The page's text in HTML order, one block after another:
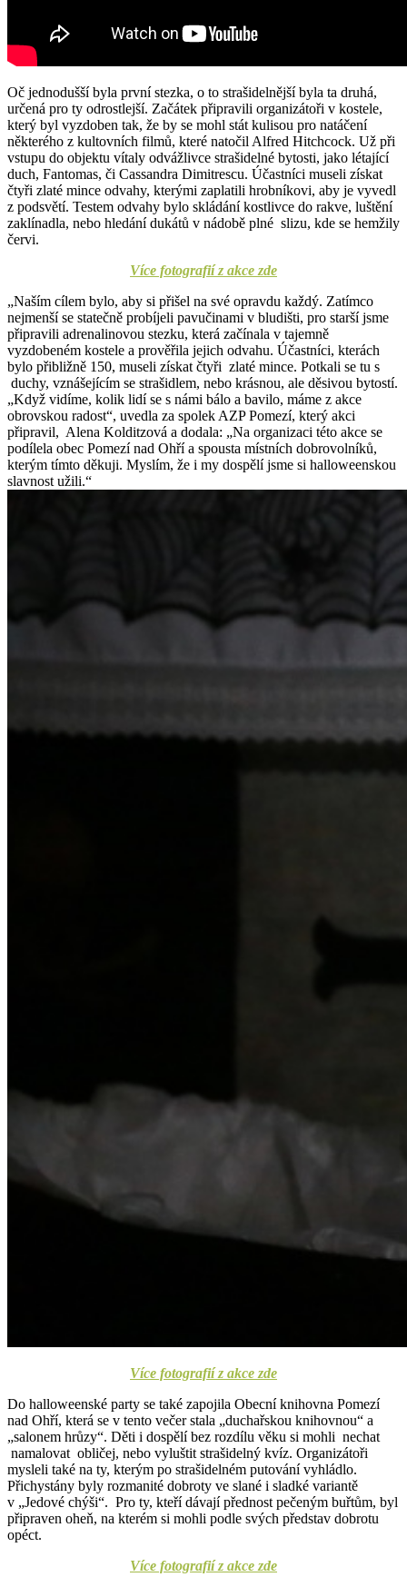
Oč jednodušší byla první stezka, o to strašidelnější byla ta druhá,
určená pro ty odrostlejší. Začátek připravili organizátoři v kostele,
který byl vyzdoben tak, že by se mohl stát kulisou pro natáčení
některého z kultovních filmů, které natočil Alfred Hitchcock. Už při
vstupu do objektu vítaly odvážlivce strašidelné bytosti, jako létající
duch, Fantomas, či Cassandra Dimitrescu. Účastníci museli získat
čtyři zlaté mince odvahy, kterými zaplatili hrobníkovi, aby je vyvedl
z podsvětí. Testem odvahy bylo skládání kostlivce do rakve, luštění
zaklínadla, nebo hledání dukátů v nádobě plné slizu, kde se hemžily
červi.
Více fotografií z akce zde
„Naším cílem bylo, aby si přišel na své opravdu každý. Zatímco
nejmenší se statečně probíjeli pavučinami v bludišti, pro starší jsme
připravili adrenalinovou stezku, která začínala v tajemně
vyzdobeném kostele a prověřila jejich odvahu. Účastníci, kterách
bylo přibližně 150, museli získat čtyři zlaté mince. Potkali se tu s
duchy, vznášejícím se strašidlem, nebo krásnou, ale děsivou bytostí.
„Když vidíme, kolik lidí se s námi bálo a bavilo, máme z akce
obrovskou radost“, uvedla za spolek AZP Pomezí, který akci
připravil, Alena Kolditzová a dodala: „Na organizaci této akce se
podílela obec Pomezí nad Ohří a spousta místních dobrovolníků,
kterým tímto děkuji. Myslím, že i my dospělí jsme si halloweenskou
slavnost užili.“
Více fotografií z akce zde
Do halloweenské party se také zapojila Obecní knihovna Pomezí
nad Ohří, která se v tento večer stala „duchařskou knihovnou“ a
„salonem hrůzy“. Děti i dospělí bez rozdílu věku si mohli nechat
namalovat obličej, nebo vyluštit strašidelný kvíz. Organizátoři
mysleli také na ty, kterým po strašidelném putování vyhládlo.
Přichystány byly rozmanité dobroty ve slané i sladké variantě
v „Jedové chýši“. Pro ty, kteří dávají přednost pečeným buřtům, byl
připraven oheň, na kterém si mohli podle svých představ dobrotu
opéct.
Více fotografií z akce zde